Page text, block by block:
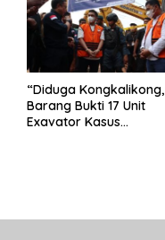
“Diduga Kongkalikong,
Barang Bukti 17 Unit
Exavator Kasus